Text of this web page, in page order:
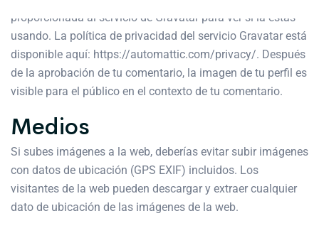
proporcionada al servicio de Gravatar para ver si la estás
usando. La política de privacidad del servicio Gravatar está
disponible aquí: https://automattic.com/privacy/. Después
de la aprobación de tu comentario, la imagen de tu perfil es
visible para el público en el contexto de tu comentario.
Medios
Si subes imágenes a la web, deberías evitar subir imágenes
con datos de ubicación (GPS EXIF) incluidos. Los
visitantes de la web pueden descargar y extraer cualquier
dato de ubicación de las imágenes de la web.